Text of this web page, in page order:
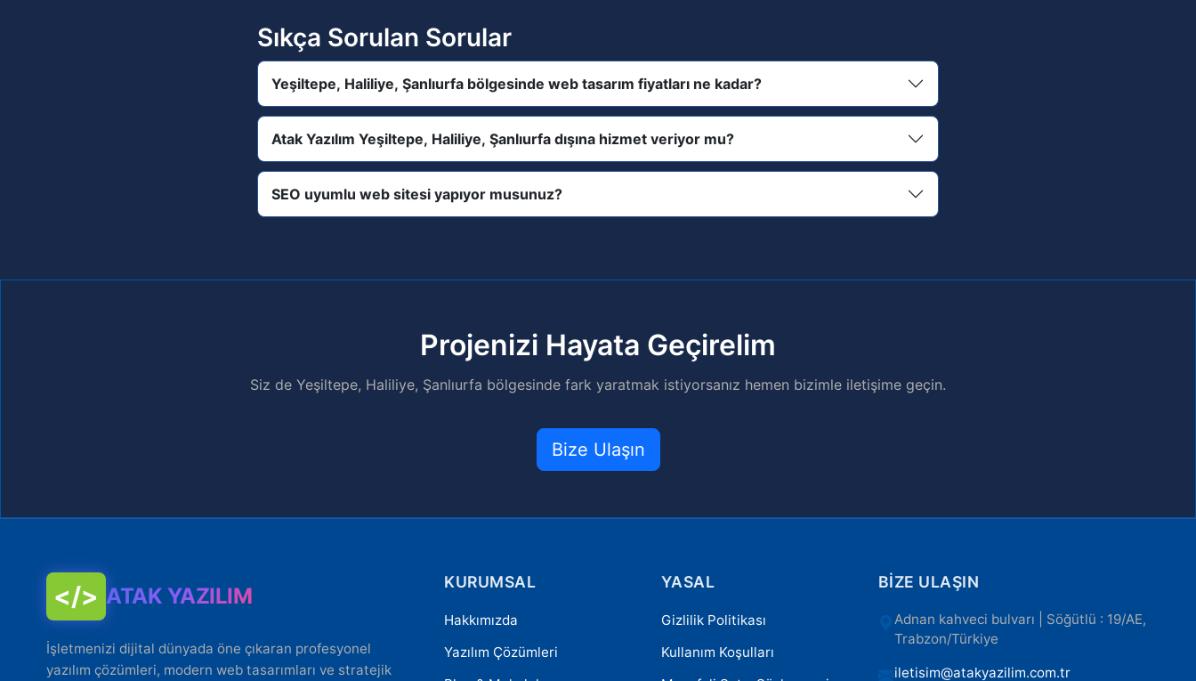
Sıkça Sorulan Sorular
Yeşiltepe, Haliliye, Şanlıurfa bölgesinde web tasarım fiyatları ne kadar?
Atak Yazılım Yeşiltepe, Haliliye, Şanlıurfa dışına hizmet veriyor mu?
SEO uyumlu web sitesi yapıyor musunuz?
Projenizi Hayata Geçirelim
Siz de Yeşiltepe, Haliliye, Şanlıurfa bölgesinde fark yaratmak istiyorsanız hemen bizimle iletişime geçin.
Bize Ulaşın
</> ATAK YAZILIM
İşletmenizi dijital dünyada öne çıkaran profesyonel
yazılım çözümleri, modern web tasarımları ve stratejik
KURUMSAL
Hakkımızda
Yazılım Çözümleri
YASAL
Gizlilik Politikası
Kullanım Koşulları
BIZE ULAŞIN
Adnan kahveci bulvarı | Söğütlü : 19/AE,
Trabzon/Türkiye
iletisim@atakyazilim.com.tr